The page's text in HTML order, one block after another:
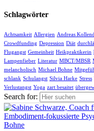
Schlagwörter
Achtsamkeit Allergien Andreas
Crowdfunding Depression Diät
Flugangst Gemeinheit Heikpraktikerin
Lampenfieber Literatur MBCT/MBSR
melancholisch Michael Bohne
schlank Schulangst Silvia Harke Stress
Verlustangst Yoga zart besaitet
Search for: